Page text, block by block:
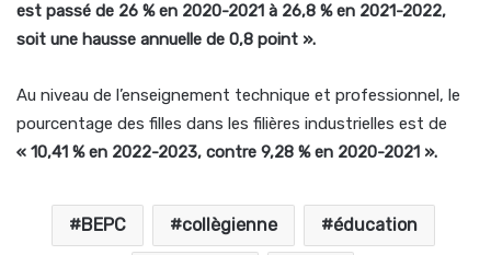
est passé de 26 % en 2020-2021 à 26,8 % en 2021-2022,
soit une hausse annuelle de 0,8 point ».
Au niveau de l’enseignement technique et professionnel, le
pourcentage des filles dans les filières industrielles est de
« 10,41 % en 2022-2023, contre 9,28 % en 2020-2021 ».
BEPC collègienne éducation